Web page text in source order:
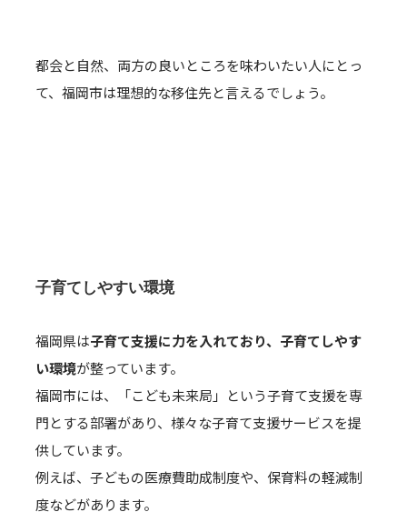
都会と自然、両方の良いところを味わいたい人にとっ
て、福岡市は理想的な移住先と言えるでしょう。
子育てしやすい環境
福岡県は子育て支援に力を入れており、子育てしやす
い環境が整っています。
福岡市には、「こども未来局」という子育て支援を専
門とする部署があり、様々な子育て支援サービスを提
供しています。
例えば、子どもの医療費助成制度や、保育料の軽減制
度などがあります。